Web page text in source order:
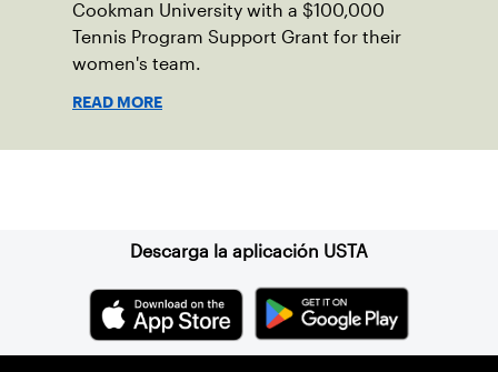
Cookman University with a $100,000
Tennis Program Support Grant for their
women's team.
READ MORE
Descarga la aplicación USTA